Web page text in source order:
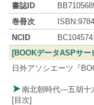
書誌ID
巻冊次
NCID
[BOOKデータASPサー
日外アソシエーツ『
南北朝時代―五胡十
[目次]